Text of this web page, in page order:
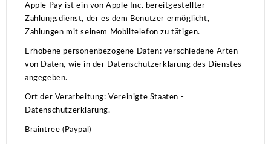
of their services.
Apple Pay ist ein von Apple Inc. bereitgestellter
Zahlungsdienst, der es dem Benutzer ermöglicht,
Zahlungen mit seinem Mobiltelefon zu tätigen.
Erhobene personenbezogene Daten: verschiedene Arten
von Daten, wie in der Datenschutzerklärung des Dienstes
angegeben.
Ort der Verarbeitung: Vereinigte Staaten -
Datenschutzerklärung.
Braintree (Paypal)